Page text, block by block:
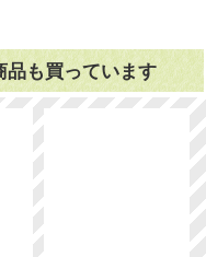
品も買っています